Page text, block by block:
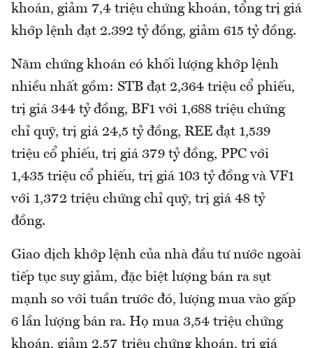
khoán, giảm 7,4 triệu chứng khoán, tổng trị giá
khớp lệnh đạt 2.392 tỷ đồng, giảm 615 tỷ đồng.
Năm chứng khoán có khối lượng khớp lệnh
nhiều nhất gồm: STB đạt 2,364 triệu cổ phiếu,
trị giá 344 tỷ đồng, BF1 với 1,688 triệu chứng
chỉ quỹ, trị giá 24,5 tỷ đồng, REE đạt 1,539
triệu cổ phiếu, trị giá 379 tỷ đồng, PPC với
1,435 triệu cổ phiếu, trị giá 103 tỷ đồng và VF1
với 1,372 triệu chứng chỉ quỹ, trị giá 48 tỷ
đồng.
Giao dịch khớp lệnh của nhà đầu tư nước ngoài
tiếp tục suy giảm, đặc biệt lượng bán ra sụt
mạnh so với tuần trước đó, lượng mua vào gấp
6 lần lượng bán ra. Họ mua 3,54 triệu chứng
khoán, giảm 2,57 triệu chứng khoán, trị giá